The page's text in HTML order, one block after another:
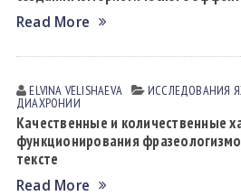
Read More
ELVINA VELISHАEVА ИССЛЕДОВАНИЯ
ДИАХРОНИИ
Качественные и количественные
функционирования
тексте
Read More